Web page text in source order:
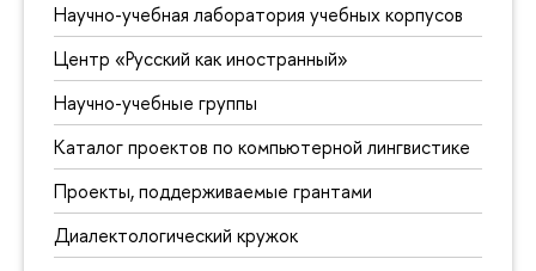
Научно-учебная лаборатория учебных корпусов
Центр «Русский как иностранный»
Научно-учебные группы
Каталог проектов по компьютерной лингвистике
Проекты, поддерживаемые грантами
Диалектологический кружок